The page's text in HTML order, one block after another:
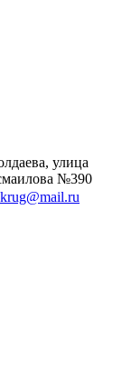
улица
№390